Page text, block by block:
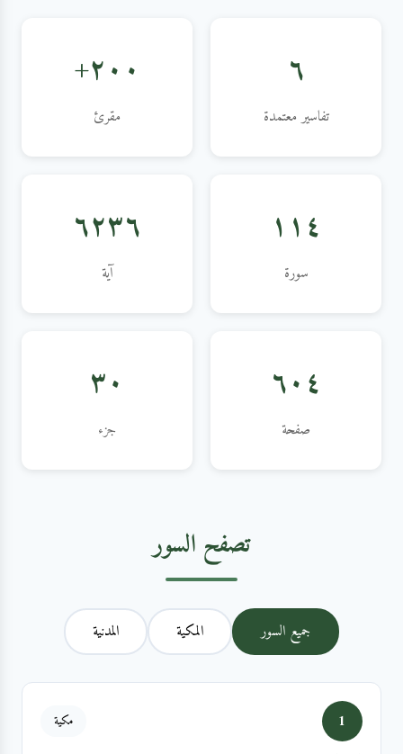
٦
تفاسير معتمدة
٢٠٠+
مقرئ
١١٤
سورة
٦٢٣٦
آية
٦٠٤
صفحة
٣٠
جزء
تصفح السور
جميع السور المكية المدنية
1 مكية